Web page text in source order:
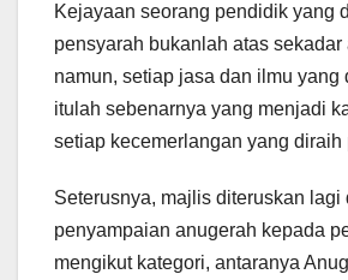
Kejayaan seorang pendidik yang
pensyarah bukanlah atas sekadar
namun, setiap jasa dan ilmu yang
itulah sebenarnya yang menjadi
setiap kecemerlangan yang diraih
Seterusnya, majlis diteruskan lagi
penyampaian anugerah kepada
mengikut kategori, antaranya